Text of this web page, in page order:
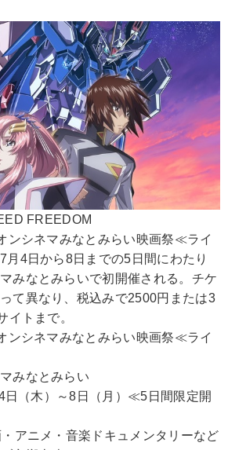
FREEDOM
ンシネマみなとみらい映画祭≪ライ
4日から8日までの5日間にわたり
みなとみらいで初開催される。チケ
て異なり、税込みで2500円または3
イトまで。
ンシネマみなとみらい映画祭≪ライ
みなとみらい
日（木）～8日（月）≪5日間限定開
・アニメ・音楽ドキュメンタリーなど